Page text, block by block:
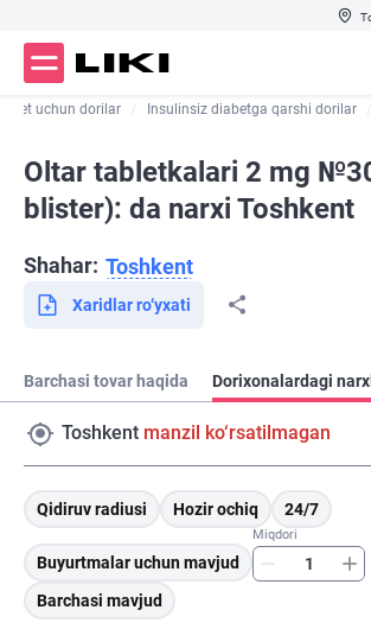
uchun dorilar Insulinsiz diabetga qarshi dorilar
Oltar tabletkalari 2 mg
blister): da narxi Toshkent
Shahar: Toshkent
Xaridlar ro‘yxati
Barchasi tovar haqida Dorixonalardagi
Toshkent manzil ko‘rsatilmagan
Qidiruv radiusi Hozir ochiq 24/7
Buyurtmalar uchun mavjud
Miqdori
Barchasi mavjud